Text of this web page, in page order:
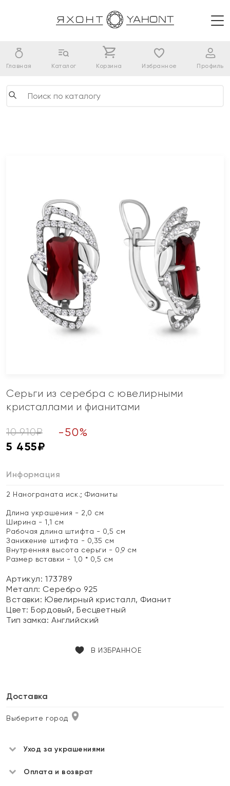
Главная Каталог Корзина Избранное Профиль
Серьги из серебра с ювелирными
кристаллами и фианитами
10 910₽ -50%
5 455₽
Информация
2 Нанограната иск.; Фианиты
Длина украшения - 2,0 см
Ширина - 1,1 см
Рабочая длина штифта - 0,5 см
Занижение штифта - 0,35 см
Внутренняя высота серьги - 0,9 см
Размер вставки - 1,0 * 0,5 см
Артикул: 173789
Металл: Серебро 925
Вставки:Ювелирный кристалл, Фианит
Цвет:Бордовый, Бесцветный
Тип замка:Английский
В ИЗБРАННОЕ
Доставка
Выберите город
Уход за украшениями
Оплата и возврат